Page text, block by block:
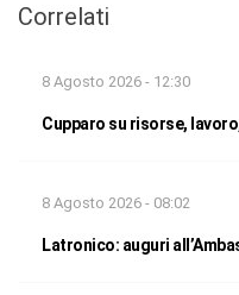
Correlati
8 Agosto 2026 - 12:30
Cupparo su risorse,
8 Agosto 2026 - 08:02
Latronico: auguri